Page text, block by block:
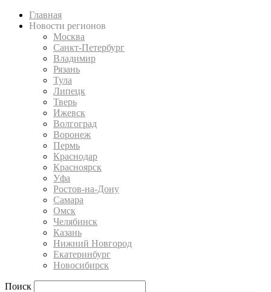
Главная
Новости регионов
Москва
Санкт-Петербург
Владимир
Рязань
Тула
Липецк
Тверь
Ижевск
Волгоград
Воронеж
Пермь
Краснодар
Красноярск
Уфа
Ростов-на-Дону
Самара
Омск
Челябинск
Казань
Нижний Новгород
Екатеринбург
Новосибирск
Поиск